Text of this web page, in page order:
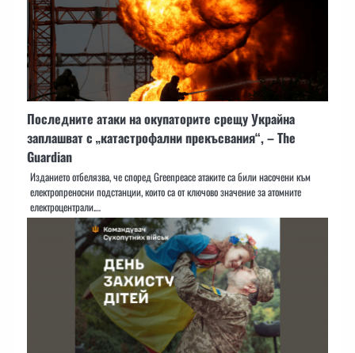
Последните атаки на окупаторите срещу Украйна
заплашват с „катастрофални прекъсвания“, – The
Guardian
Изданието отбелязва, че според Greenpeace атаките са били насочени към
електропреносни подстанции, които са от ключово значение за атомните
електроцентрали.…